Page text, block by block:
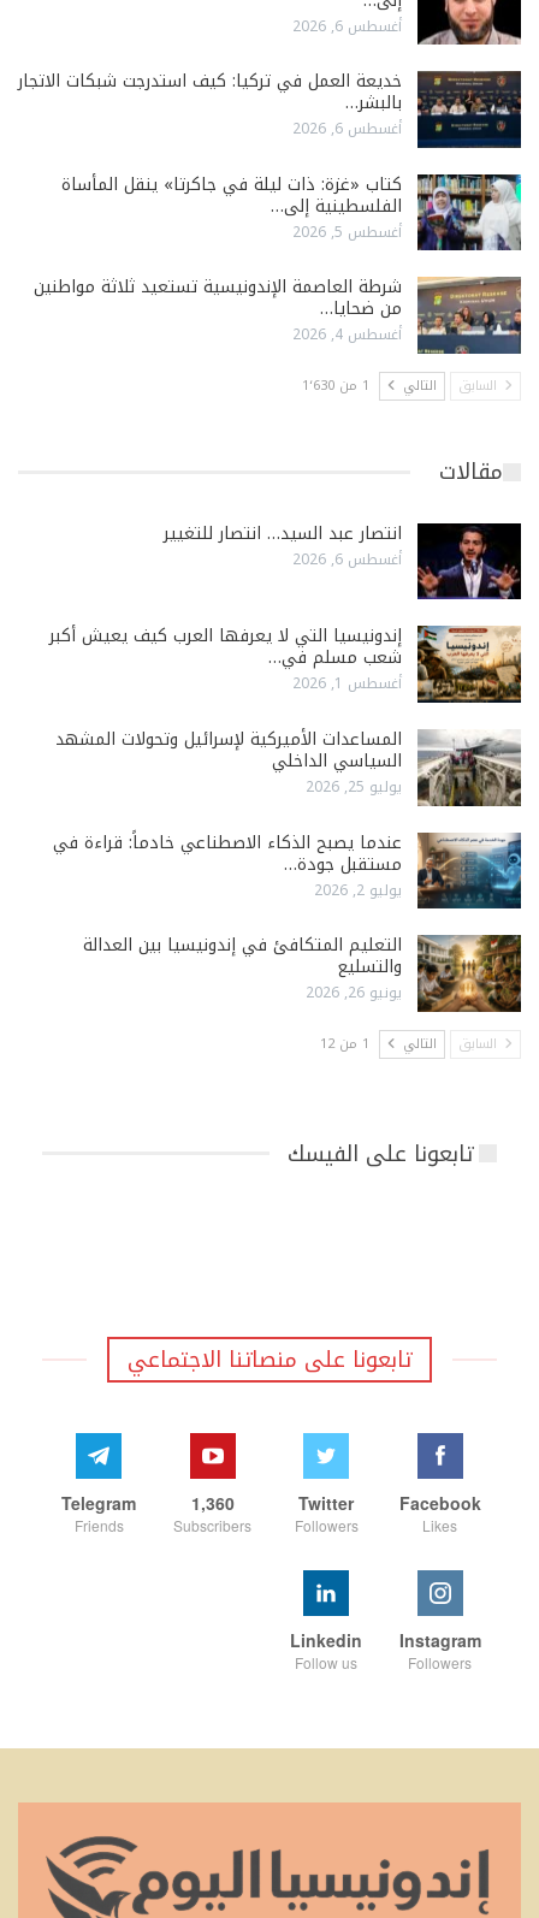
أغسطس 6, 2026
خديعة العمل في تركيا: كيف استدرجت شبكات الاتجار
بالبشر…
أغسطس 6, 2026
كتاب «غزة: ذات ليلة في جاكرتا» ينقل المأساة
الفلسطينية إلى…
أغسطس 5, 2026
شرطة العاصمة الإندونيسية تستعيد ثلاثة مواطنين
من ضحايا…
أغسطس 4, 2026
السابق التالي 1 من 1٬630
مقالات
انتصار عبد السيد… انتصار للتغيير
أغسطس 6, 2026
إندونيسيا التي لا يعرفها العرب كيف يعيش أكبر
شعب مسلم في…
أغسطس 1, 2026
المساعدات الأميركية لإسرائيل وتحولات المشهد
السياسي الداخلي
يوليو 25, 2026
عندما يصبح الذكاء الاصطناعي خادماً: قراءة في
مستقبل جودة…
يوليو 2, 2026
التعليم المتكافئ في إندونيسيا بين العدالة
والتسليع
يونيو 26, 2026
السابق التالي 1 من 12
تابعونا على الفيسك
تابعونا على منصاتنا الاجتماعي
Facebook
Likes
Twitter
Followers
1,360
Subscribers
Telegram
Friends
Instagram
Followers
Linkedin
Follow us